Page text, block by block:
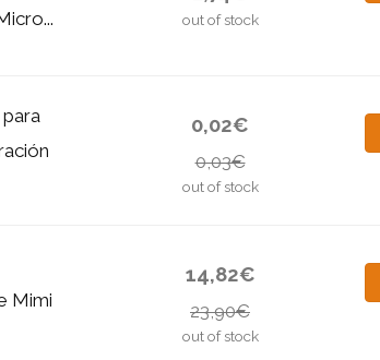
out of stock
0,02€
0,03€
out of stock
Mimi
14,82€
23,90€
out of stock